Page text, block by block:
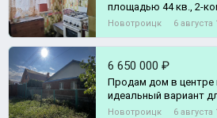
площадью 44 кв., 2-
Новотроицк 6 августа
6 650 000 ₽
Продам дом в центре
идеальный вариант
комфортного
Новотроицк 6 августа